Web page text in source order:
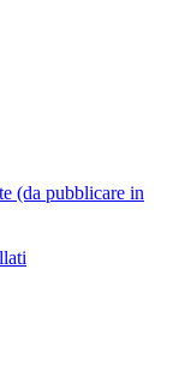
(da pubblicare in